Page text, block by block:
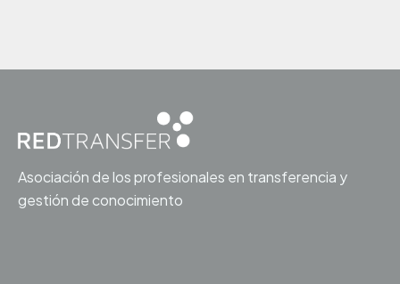
Asociación de los profesionales en transferencia y
gestión de conocimiento